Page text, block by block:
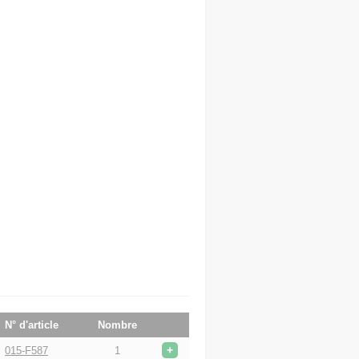
N° d'article Nombre
015-F587 1 +